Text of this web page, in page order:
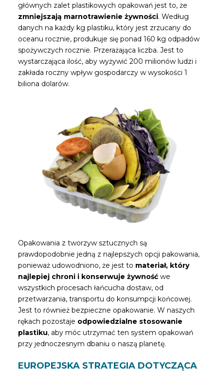
głównych zalet plastikowych opakowań jest to, że
zmniejszają marnotrawienie żywności. Według
danych na każdy kg plastiku, który jest zrzucany do
oceanu rocznie, produkuje się ponad 160 kg odpadów
spożywczych rocznie. Przerażająca liczba. Jest to
wystarczająca ilość, aby wyżywić 200 milionów ludzi i
zakłada roczny wpływ gospodarczy w wysokości 1
biliona dolarów.
Opakowania z tworzyw sztucznych są
prawdopodobnie jedną z najlepszych opcji pakowania,
ponieważ udowodniono, że jest to materiał, który
najlepiej chroni i konserwuje żywność we
wszystkich procesach łańcucha dostaw, od
przetwarzania, transportu do konsumpcji końcowej.
Jest to również bezpieczne opakowanie. W naszych
rękach pozostaje odpowiedzialne stosowanie
plastiku, aby móc utrzymać ten system opakowań
przy jednoczesnym dbaniu o naszą planetę.
EUROPEJSKA STRATEGIA DOTYCZĄCA